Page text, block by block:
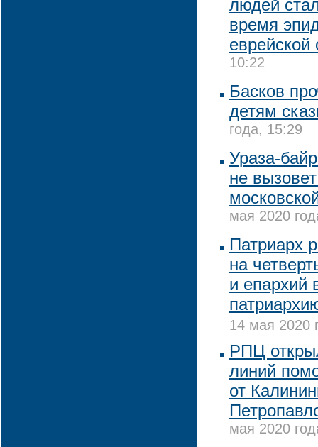
людей
время
10:22
Басков
детям
года, 15:29
Ураза-
не
мая 2020
Патриарх
на
и епархий
14 мая 2020
РПЦ
линий
от
мая 2020